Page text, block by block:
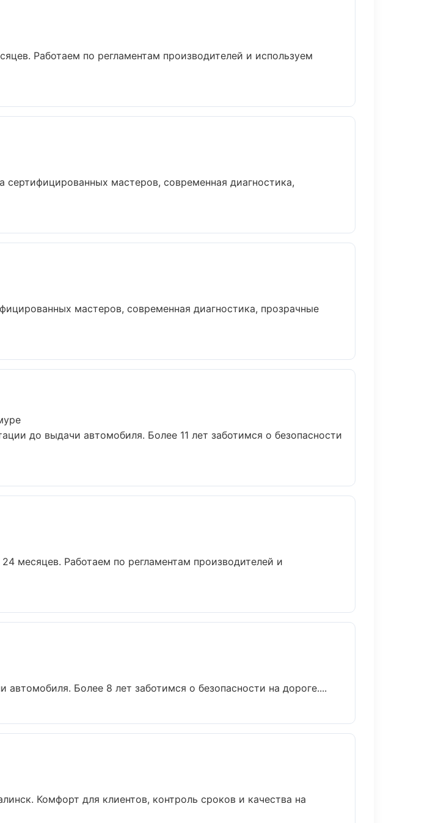
Работаем по регламентам производителей и используем
мастеров, современная диагностика,
мастеров, современная диагностика, прозрачные
до выдачи автомобиля. Более 11 лет заботимся о безопасности
месяцев. Работаем по регламентам производителей и
Более 8 лет заботимся о безопасности на дороге....
Комфорт для клиентов, контроль сроков и качества на